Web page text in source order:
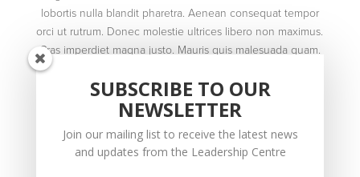
lobortis nulla blandit pharetra. Aenean consequat tempor
orci ut rutrum. Donec molestie ultrices libero non maximus.
Cras imperdiet magna justo. Mauris quis malesuada quam.
Vivamus tempus lorem et est suscipit lacinia. Curabitur
porta nulla nisi, eu aliquam tellus porta sit amet. Fusce eu
pretium risus, quis bibendum magna. Pellentesque iaculis
condimentum dictum, ante turpis luctus urna, non
commodo lacus magna id tellus.
SUBSCRIBE TO OUR
NEWSLETTER
Join our mailing list to receive the latest news
and updates from the Leadership Centre